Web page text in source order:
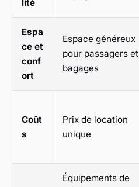
lité
Espa
ce et
conf
ort
Espace généreux
pour passagers et
bagages
Coût
s
Prix de location
unique
Équipements de